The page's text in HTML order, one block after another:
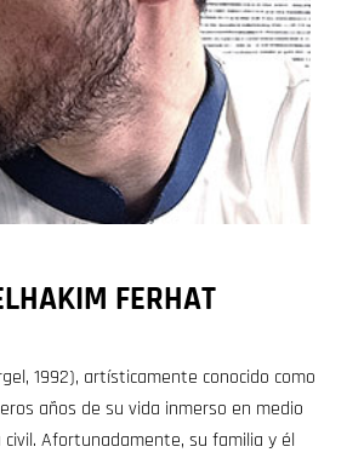
FERHAT
1992), artísticamente conocido como
años de su vida inmerso en medio
Afortunadamente, su familia y él